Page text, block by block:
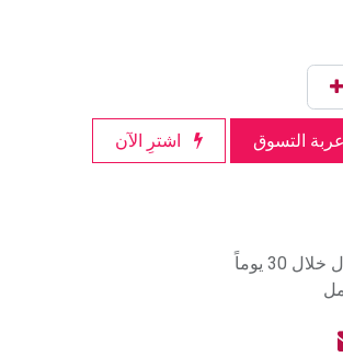
التسوق اشترِ الآن
30 يوماً